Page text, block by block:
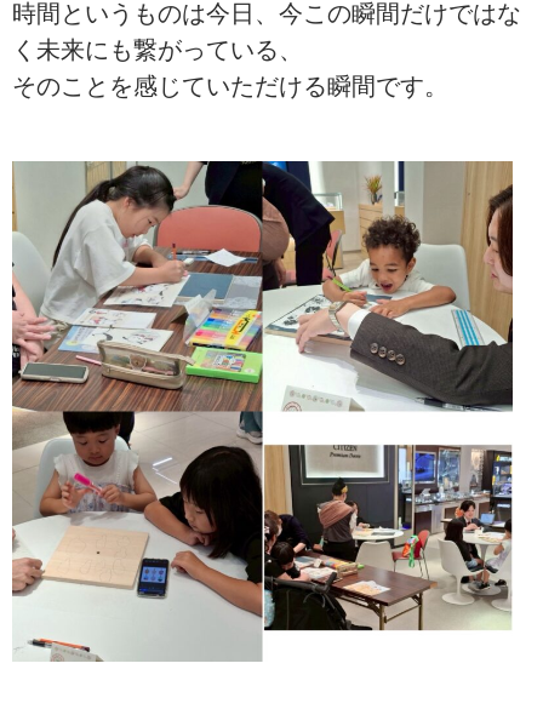
時間というものは今日、今この瞬間だけではな
く未来にも繋がっている、
そのことを感じていただける瞬間です。